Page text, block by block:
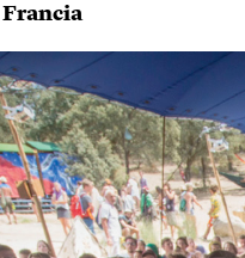
Francia